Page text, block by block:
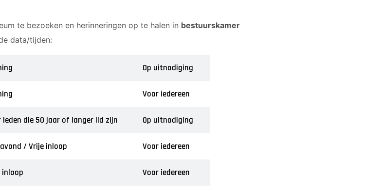
te bezoeken en herinneringen op te halen in bestuurskamer
data/tijden:
Op uitnodiging
Voor iedereen
leden die 50 jaar of langer lid zijn Op uitnodiging
/ Vrije inloop Voor iedereen
inloop Voor iedereen